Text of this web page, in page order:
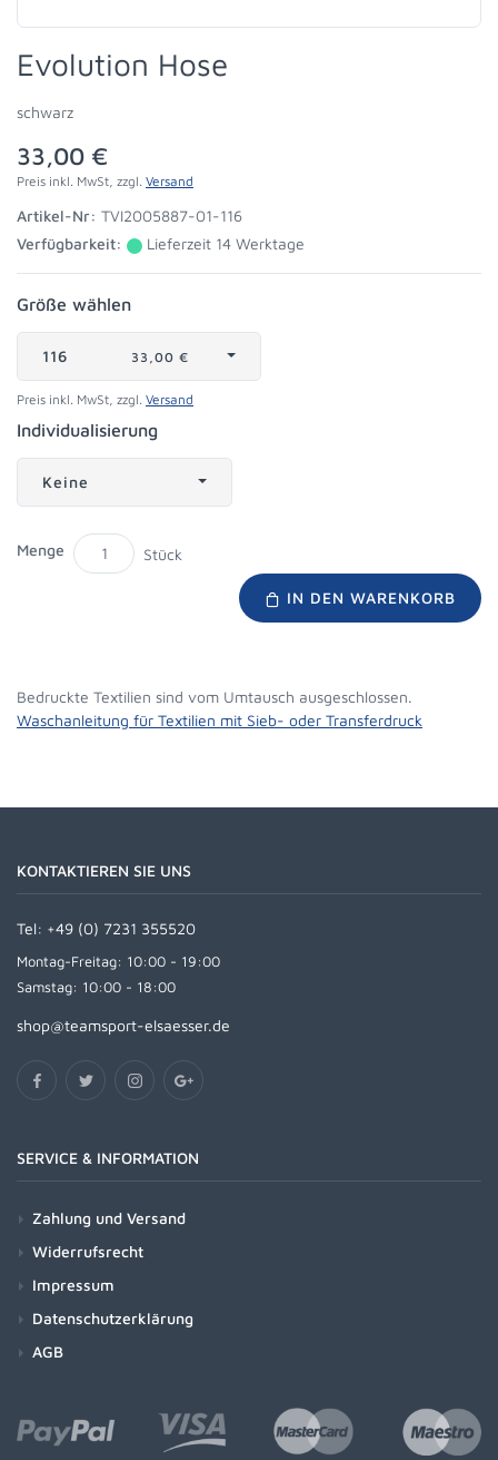
Evolution Hose
schwarz
33,00 €
Preis inkl. MwSt, zzgl. Versand
Artikel-Nr: TVI2005887-01-116
Verfügbarkeit:
Lieferzeit 14 Werktage
Größe wählen
116 33,00 €
Preis inkl. MwSt, zzgl. Versand
Individualisierung
Keine
Menge Stück
IN DEN WARENKORB
Bedruckte Textilien sind vom Umtausch ausgeschlossen.
Waschanleitung für Textilien mit Sieb- oder Transferdruck
KONTAKTIEREN SIE UNS
Tel: +49 (0) 7231 355520
Montag-Freitag: 10:00 - 19:00
Samstag: 10:00 - 18:00
shop@teamsport-elsaesser.de
SERVICE & INFORMATION
Zahlung und Versand
Widerrufsrecht
Impressum
Datenschutzerklärung
AGB